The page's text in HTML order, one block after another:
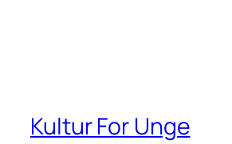
Kultur For Unge